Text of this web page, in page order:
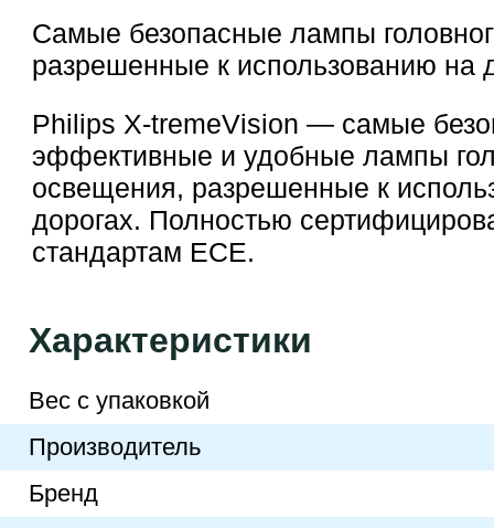
Самые безопасные лампы
разрешенные к использованию на
Philips X-tremeVision — самые
эффективные и удобные лампы
освещения, разрешенные к
дорогах. Полностью
стандартам ECE.
Характеристики
Вес с упаковкой
Производитель
Бренд